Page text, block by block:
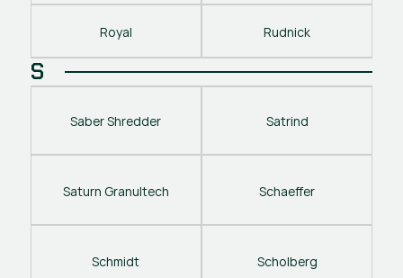
Royal Rudnick
S
Saber Shredder Satrind
Saturn Granultech Schaeffer
Schmidt Scholberg